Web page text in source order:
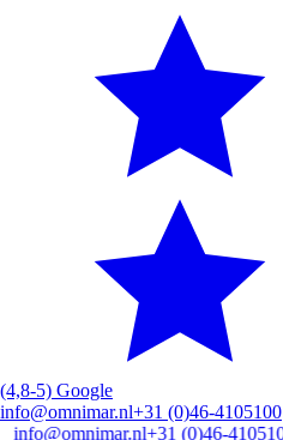
(4,8-5) Google
info@omnimar.nl+31 (0)46-4105100
+31 (0)46-4105100